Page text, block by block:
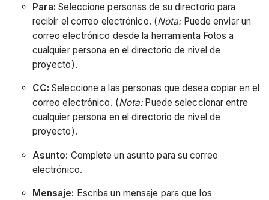
Para: Seleccione personas de su directorio para
recibir el correo electrónico. (Nota:Puede enviar un
correo electrónico desde la herramienta Fotos a
cualquier persona en el directorio de nivel de
proyecto).
CC: Seleccione a las personas que desea copiar en el
correo electrónico. (Nota:Puede seleccionar entre
cualquier persona en el directorio de nivel de
proyecto).
Asunto: Complete un asunto para su correo
electrónico.
Mensaje: Escriba un mensaje para que los